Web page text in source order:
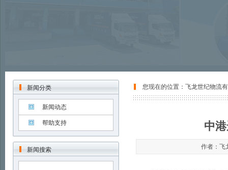
您现在的位置： 飞龙世纪物流
新闻搜索
新闻分类
新闻动态
帮助支持 中
作者：